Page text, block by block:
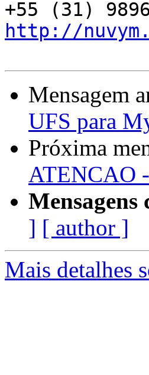
http://
Mensagem
UFS para
Próxima
ATENCAO
Mensagens
] [ author ]
Mais detalhes